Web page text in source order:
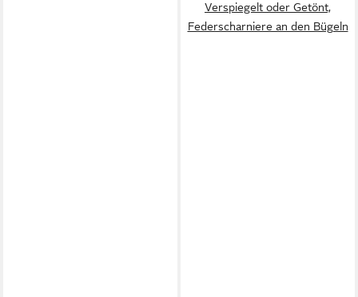
Verspiegelt oder Getönt,
Federscharniere an den Bügeln